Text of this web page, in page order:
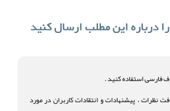
فارسی استفاده کنید .
نظرات ، پیشنهادات و انتقادات کاربران در مورد